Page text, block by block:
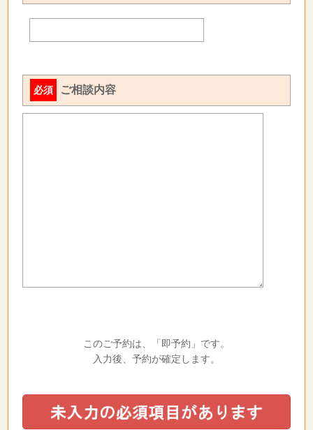
必須 ご相談内容
このご予約は、「即予約」です。
入力後、予約が確定します。